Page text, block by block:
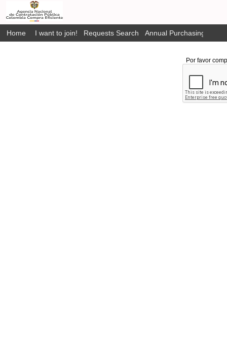
Home I want to join! Requests Search Annual Purchasing Plan
Por favor